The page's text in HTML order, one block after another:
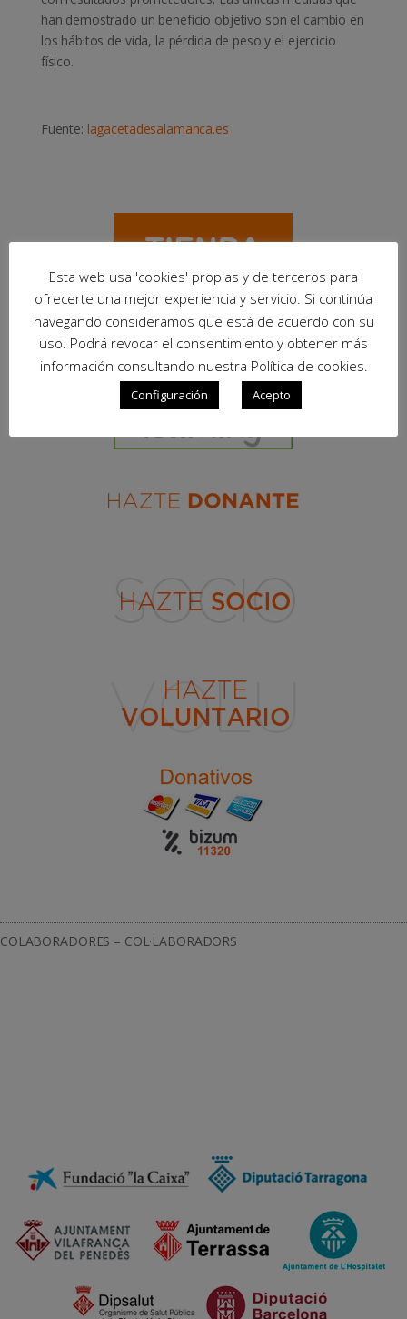
han demostrado un beneficio objetivo son el cambio en
los hábitos de vida, la pérdida de peso y el ejercicio
físico.
Fuente: lagacetadesalamanca.es
COLABORADORES – COL·LABORADORS
Esta web usa 'cookies' propias y de terceros para
ofrecerte una mejor experiencia y servicio. Si continúa
navegando consideramos que está de acuerdo con su
uso. Podrá revocar el consentimiento y obtener más
información consultando nuestra Política de cookies.
Configuración Acepto